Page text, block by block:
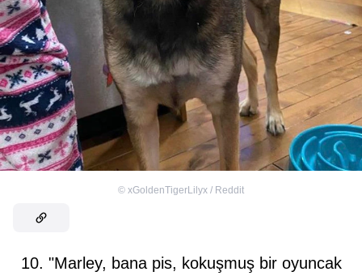
© xGoldenTigerLilyx / Reddit
10. "Marley, bana pis, kokuşmuş bir oyuncak